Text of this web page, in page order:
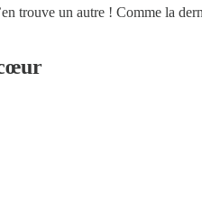
trouve un autre ! Comme la